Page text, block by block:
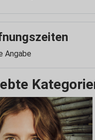
Angabe